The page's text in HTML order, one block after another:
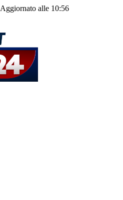
Aggiornato alle 10:56